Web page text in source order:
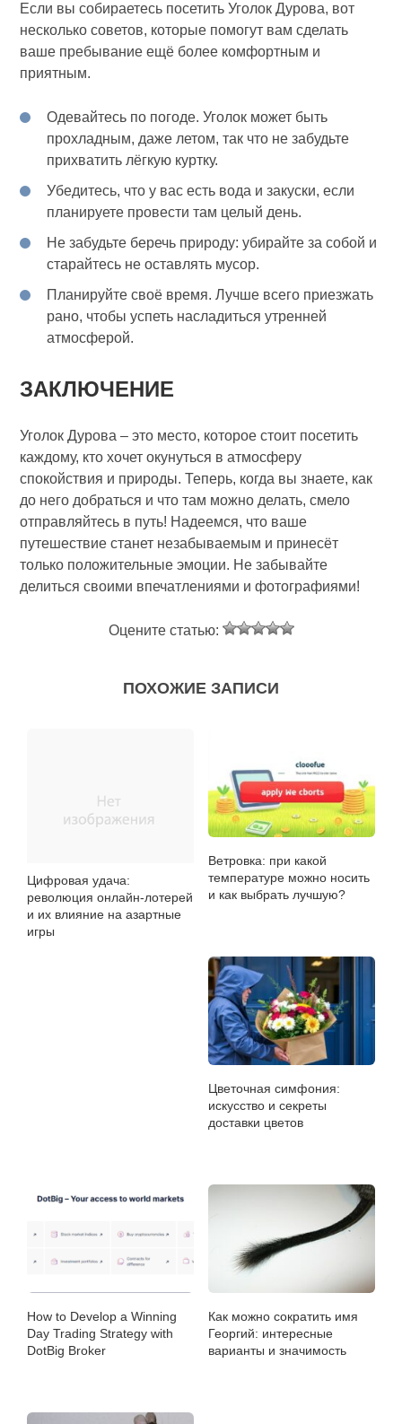
Если вы собираетесь посетить Уголок Дурова, вот
несколько советов, которые помогут вам сделать
ваше пребывание ещё более комфортным и
приятным.
Одевайтесь по погоде. Уголок может быть
прохладным, даже летом, так что не забудьте
прихватить лёгкую куртку.
Убедитесь, что у вас есть вода и закуски, если
планируете провести там целый день.
Не забудьте беречь природу: убирайте за собой и
старайтесь не оставлять мусор.
Планируйте своё время. Лучше всего приезжать
рано, чтобы успеть насладиться утренней
атмосферой.
ЗАКЛЮЧЕНИЕ
Уголок Дурова – это место, которое стоит посетить
каждому, кто хочет окунуться в атмосферу
спокойствия и природы. Теперь, когда вы знаете, как
до него добраться и что там можно делать, смело
отправляйтесь в путь! Надеемся, что ваше
путешествие станет незабываемым и принесёт
только положительные эмоции. Не забывайте
делиться своими впечатлениями и фотографиями!
Оцените статью:
ПОХОЖИЕ ЗАПИСИ
Цифровая удача:
революция онлайн-лотерей
и их влияние на азартные
игры
Ветровка: при какой
температуре можно носить
и как выбрать лучшую?
Цветочная симфония:
искусство и секреты
доставки цветов
How to Develop a Winning
Day Trading Strategy with
DotBig Broker
Как можно сократить имя
Георгий: интересные
варианты и значимость